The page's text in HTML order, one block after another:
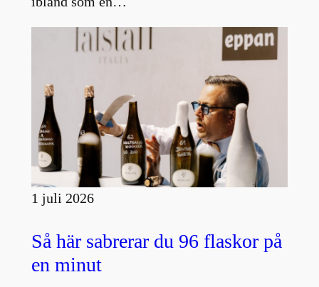
1 juli 2026
Så här sabrerar du 96 flaskor på
en minut